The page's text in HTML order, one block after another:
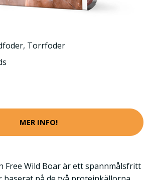
, Torrfoder
MER INFO!
Free Wild Boar är ett spannmålsfritt